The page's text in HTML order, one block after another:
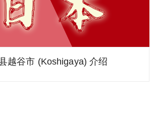
越谷市 (Koshigaya) 介绍